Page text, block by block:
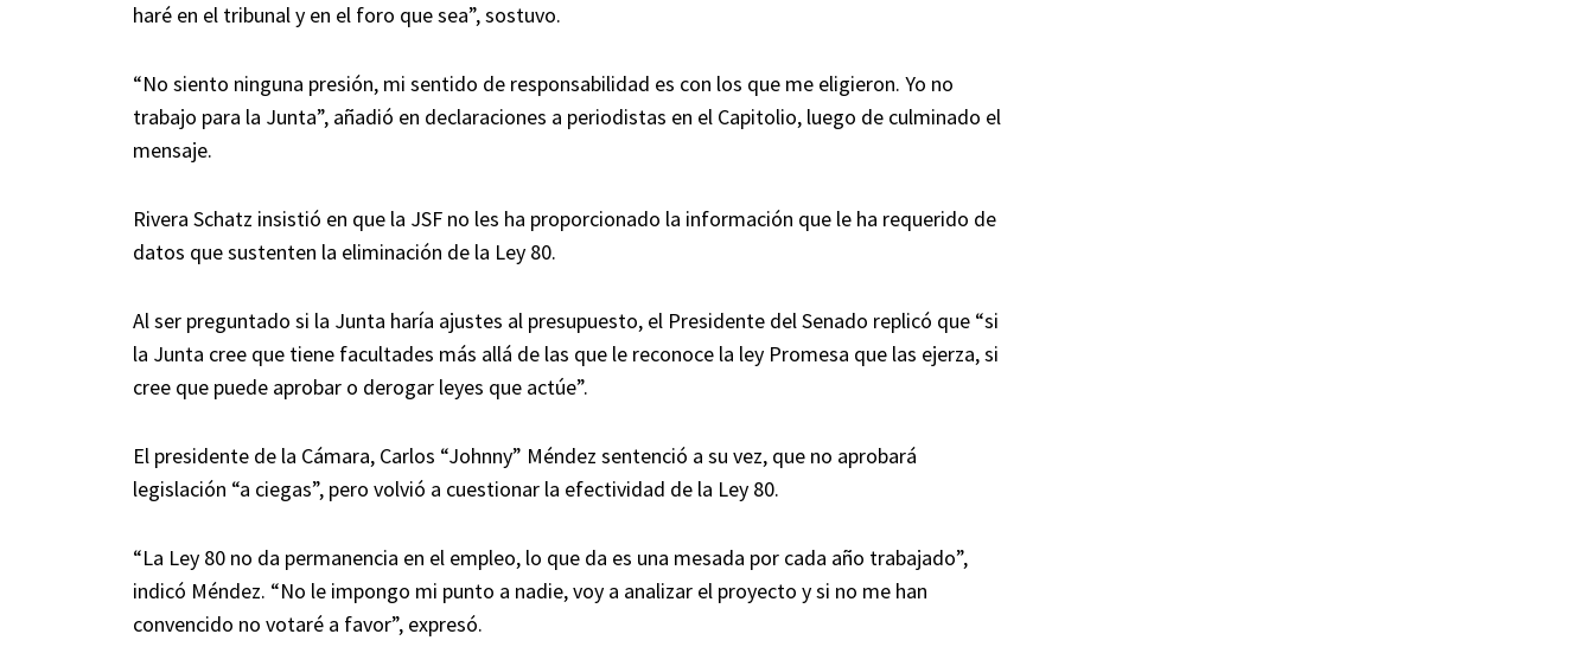
haré en el tribunal y en el foro que sea”, sostuvo.
“No siento ninguna presión, mi sentido de responsabilidad es con los que me eligieron. Yo no
trabajo para la Junta”, añadió en declaraciones a periodistas en el Capitolio, luego de culminado el
mensaje.
Rivera Schatz insistió en que la JSF no les ha proporcionado la información que le ha requerido de
datos que sustenten la eliminación de la Ley 80.
Al ser preguntado si la Junta haría ajustes al presupuesto, el Presidente del Senado replicó que “si
la Junta cree que tiene facultades más allá de las que le reconoce la ley Promesa que las ejerza, si
cree que puede aprobar o derogar leyes que actúe”.
El presidente de la Cámara, Carlos “Johnny” Méndez sentenció a su vez, que no aprobará
legislación “a ciegas”, pero volvió a cuestionar la efectividad de la Ley 80.
“La Ley 80 no da permanencia en el empleo, lo que da es una mesada por cada año trabajado”,
indicó Méndez. “No le impongo mi punto a nadie, voy a analizar el proyecto y si no me han
convencido no votaré a favor”, expresó.